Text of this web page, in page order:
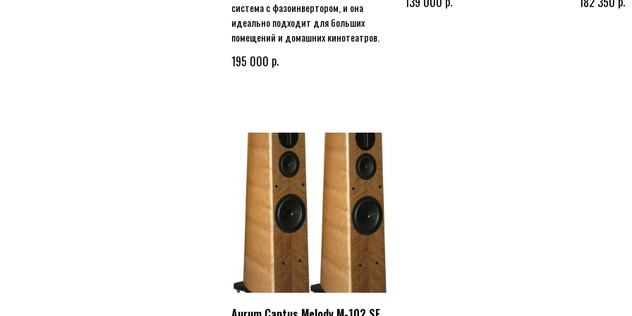
система с фазоинвертором, и она
идеально подходит для больших
помещений и домашних кинотеатров.
195 000 р.